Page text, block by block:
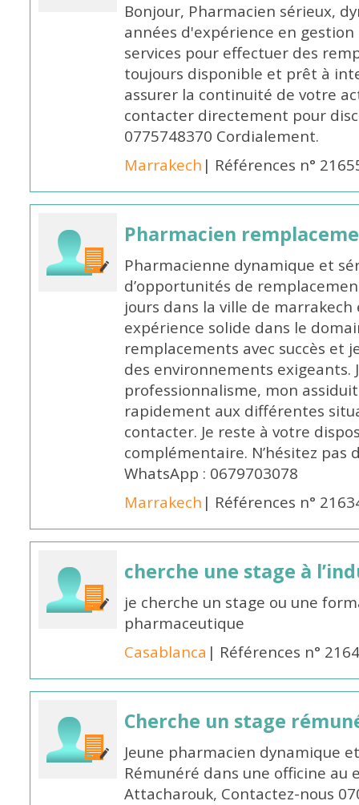
Bonjour, Pharmacien sérieux,
années d'expérience en
services pour effectuer des
toujours disponible et prêt à
assurer la continuité de votre
contacter directement pour
0775748370 Cordialement.
Marrakech | Références n°
Pharmacien
Pharmacienne dynamique et
d’opportunités de
jours dans la ville de marrakech
expérience solide dans le
remplacements avec succès et
des environnements exigeants.
professionnalisme, mon
rapidement aux différentes
contacter. Je reste à votre
complémentaire. N’hésitez
WhatsApp : 0679703078
Marrakech | Références n°
cherche une stage à
je cherche un stage ou une
pharmaceutique
Casablanca | Références n°
Cherche un stage
Jeune pharmacien dynamique
Rémunéré dans une officine au
Attacharouk, Contactez-nous